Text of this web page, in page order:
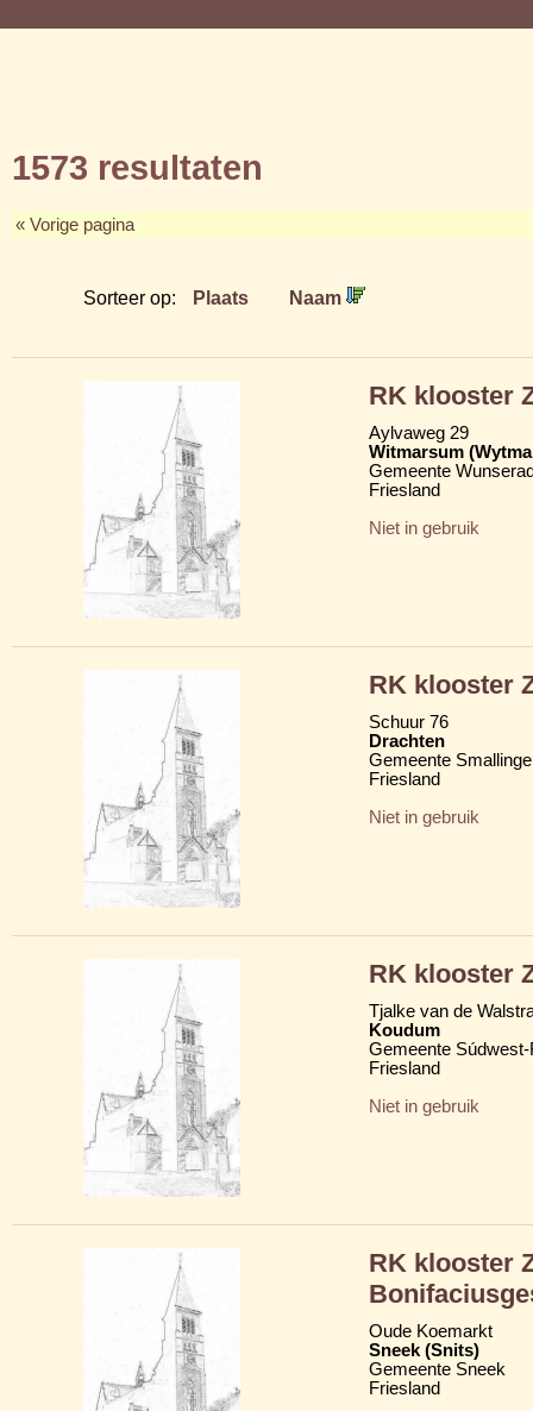
1573 resultaten
« Vorige pagina
Sorteer op: Plaats Naam
RK klooster
Aylvaweg 29
Witmarsum
Gemeente
Friesland
Niet in gebruik
RK klooster
Schuur 76
Drachten
Gemeente
Friesland
Niet in gebruik
RK klooster
Tjalke van de
Koudum
Gemeente
Friesland
Niet in gebruik
RK klooster
Oude Koemarkt
Sneek (Snits)
Gemeente Sneek
Friesland